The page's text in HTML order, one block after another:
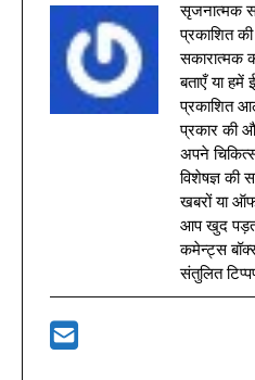
सृजनात्मक
प्रकाशित
सकारात्मक
बताएँ या
प्रकाशित
प्रकार की
अपने
विशेषज्ञ की
खबरों या
आप खुद
कमेन्ट्स
संतुलित